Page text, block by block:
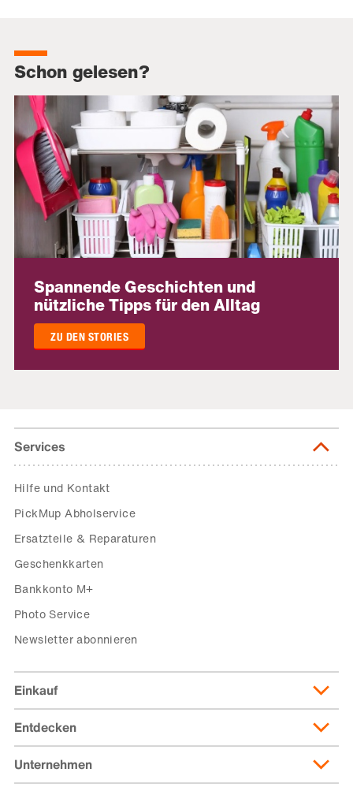
Schon gelesen?
Spannende Geschichten und
nützliche Tipps für den Alltag
ZU DEN STORIES
Services
Hilfe und Kontakt
PickMup Abholservice
Ersatzteile & Reparaturen
Geschenkkarten
Bankkonto M+
Photo Service
Newsletter abonnieren
Einkauf
Lieferung & Lieferkosten
Lieferpass
Zahlungsmöglichkeiten
Entdecken
Migusto
Unternehmen